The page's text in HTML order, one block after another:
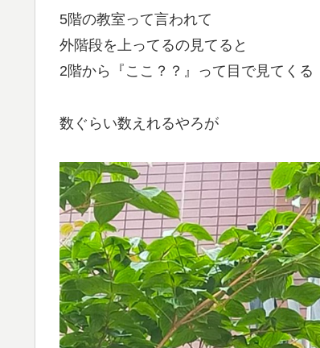
5階の教室って言われて
外階段を上ってるの見てると
2階から『ここ？？』って目で見てくる
数ぐらい数えれるやろが